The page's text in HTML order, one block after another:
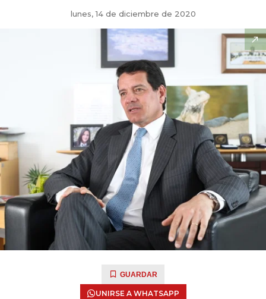
lunes, 14 de diciembre de 2020
GUARDAR
UNIRSE A WHATSAPP